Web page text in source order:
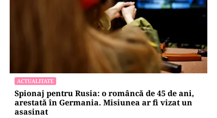
ACTUALITATE
Spionaj pentru Rusia: o româncă de 45 de ani,
arestată în Germania. Misiunea ar fi vizat un
asasinat